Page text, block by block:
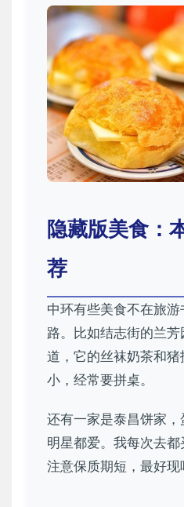
隐藏版美食：
荐
中环有些美食不在旅
路。比如结志街的兰
道，它的丝袜奶茶和
小，经常要拼桌。
还有一家是泰昌饼家
明星都爱。我每次去
注意保质期短，最好现